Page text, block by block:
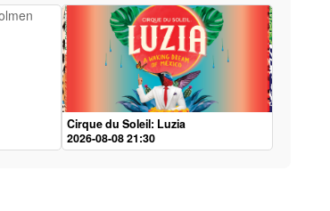
Cirque du Soleil: Luzia
2026-08-08 21:30